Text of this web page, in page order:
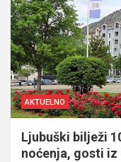
AKTUELNO
Ljubuški bilježi
noćenja, gosti iz